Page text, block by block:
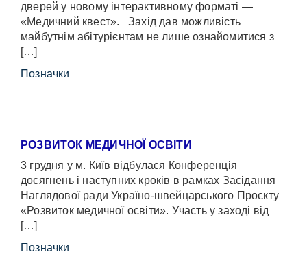
дверей у новому інтерактивному форматі —
«Медичний квест». Захід дав можливість
майбутнім абітурієнтам не лише ознайомитися з
[…]
Позначки
РОЗВИТОК МЕДИЧНОЇ ОСВІТИ
3 грудня у м. Київ відбулася Конференція
досягнень і наступних кроків в рамках Засідання
Наглядової ради Україно-швейцарського Проєкту
«Розвиток медичної освіти». Участь у заході від
[…]
Позначки